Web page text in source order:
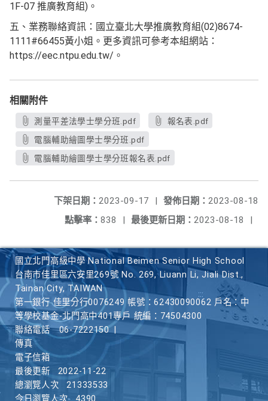
1F-07 推廣教育組)。
五、業務聯絡資訊：國立臺北大學推廣教育組(02)8674-
1111#66455黃小姐。更多資訊可參考本組網站：
https://eec.ntpu.edu.tw/。
相關附件
測量平差法學士學分班.pdf
報名表.pdf
電腦輔助繪圖學士學分班.pdf
電腦輔助繪圖學士學分班報名表.pdf
發佈日期： 2023-08-18
下架日期： 2023-09-17
|
最後更新日期： 2023-08-18 |
點擊率： 838 |
國立北門高級中學 National Beimen Senior High School
台南市佳里區六安里269號 No. 269, Liuann Li, Jiali Dist.,
Tainan City, TAIWAN
第一銀行 佳里分行0076249 帳號：62430090062 戶名：中
等學校基金-北門高中401專戶 統編：74504300
聯絡電話
06-7222150
傳真
電子信箱
最後更新
2022-11-22
總瀏覽人次
21333533
今日瀏覽人次
4390